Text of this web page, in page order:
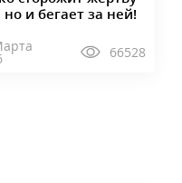
но и бегает за ней!
66528